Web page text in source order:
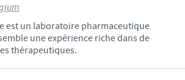
est un laboratoire pharmaceutique
une expérience riche dans de
thérapeutiques.